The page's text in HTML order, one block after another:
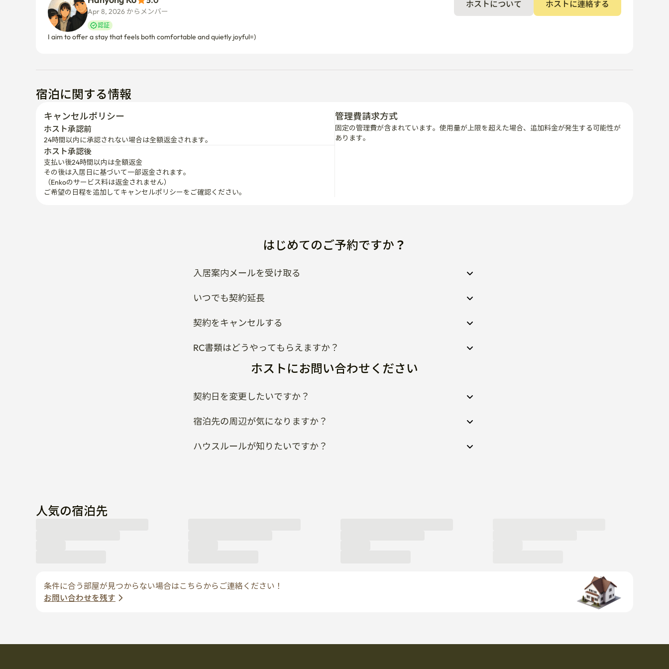
Apr 8, 2026 からメンバー
認証
ホストについて ホストに連絡する
I aim to offer a stay that feels both comfortable and quietly joyful=)
宿泊に関する情報
キャンセルポリシー
ホスト承認前
24時間以内に承認されない場合は全額返金されます。
ホスト承認後
支払い後24時間以内は全額返金
その後は入居日に基づいて一部返金されます。
（Enkoのサービス料は返金されません）
ご希望の日程を追加してキャンセルポリシーをご確認ください。
管理費請求方式
固定の管理費が含まれています。使用量が上限を超えた場合、追加料金が発生する可能性が
あります。
はじめてのご予約ですか？
入居案内メールを受け取る
いつでも契約延長
契約をキャンセルする
RC書類はどうやってもらえますか？
ホストにお問い合わせください
契約日を変更したいですか？
宿泊先の周辺が気になりますか？
ハウスルールが知りたいですか？
人気の宿泊先
条件に合う部屋が見つからない場合はこちらからご連絡ください！
お問い合わせを残す